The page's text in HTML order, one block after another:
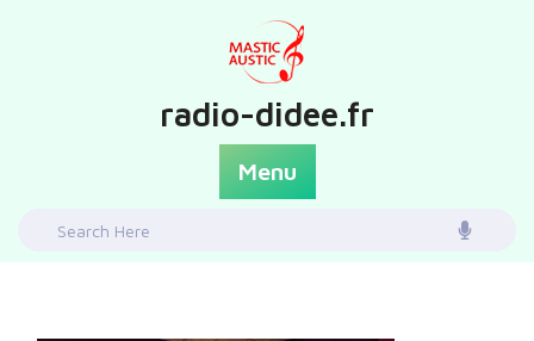
radio-didee.fr
Menu
Search